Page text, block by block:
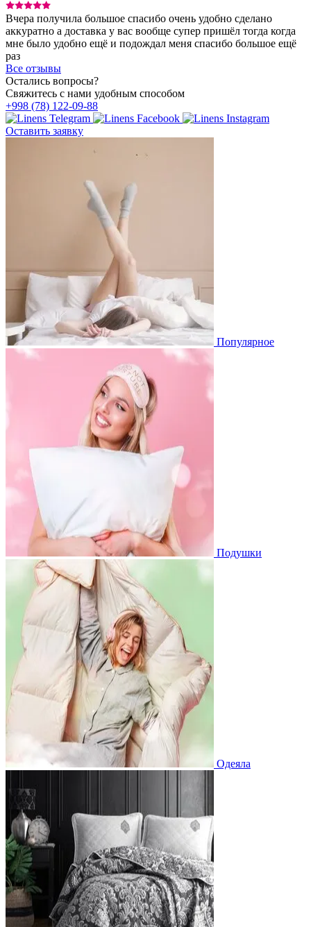
Вчера получила большое спасибо очень удобно сделано
аккуратно а доставка у вас вообще супер пришёл тогда когда
мне было удобно ещё и подождал меня спасибо большое ещё
раз
Все отзывы
Остались вопросы?
Свяжитесь с нами удобным способом
+998 (78) 122-09-88
Оставить заявку
Популярное
Подушки
Одеяла